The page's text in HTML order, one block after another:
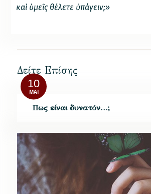
καὶ ὑμεῖς θέλετε ὑπάγειν;»
Δείτε Επίσης
10
ΜΆΙ
Πως είναι δυνατόν…;